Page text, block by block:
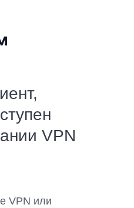
VPN
VPN или